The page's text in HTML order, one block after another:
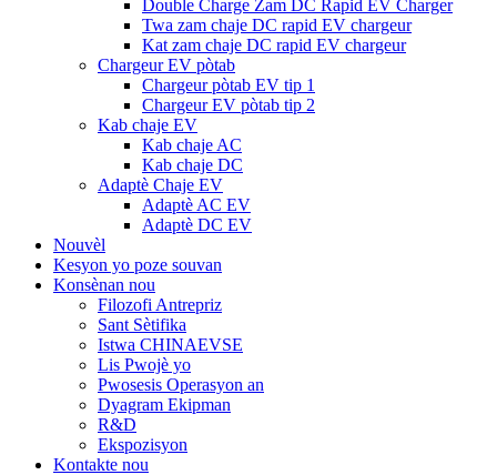
Double Charge Zam DC Rapid EV Charger
Twa zam chaje DC rapid EV chargeur
Kat zam chaje DC rapid EV chargeur
Chargeur EV pòtab
Chargeur pòtab EV tip 1
Chargeur EV pòtab tip 2
Kab chaje EV
Kab chaje AC
Kab chaje DC
Adaptè Chaje EV
Adaptè AC EV
Adaptè DC EV
Nouvèl
Kesyon yo poze souvan
Konsènan nou
Filozofi Antrepriz
Sant Sètifika
Istwa CHINAEVSE
Lis Pwojè yo
Pwosesis Operasyon an
Dyagram Ekipman
R&D
Ekspozisyon
Kontakte nou